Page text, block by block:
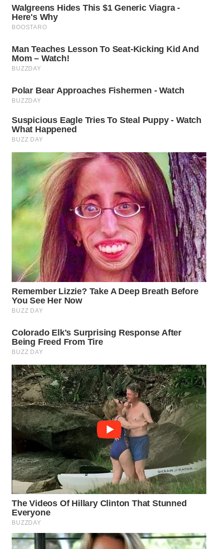
TINGGI
WN
WN
WN
WN
WN
DEPOK
WN
TAPANULI
UTARA
WN
SAMOSIR
WN
PADANG
LAWAS
WN
SUMEDANG
WN
CIANJUR
WN
KEPULAUAN
SERIBU
WN
TANGERANG
WN
BINJAI
CIREBON